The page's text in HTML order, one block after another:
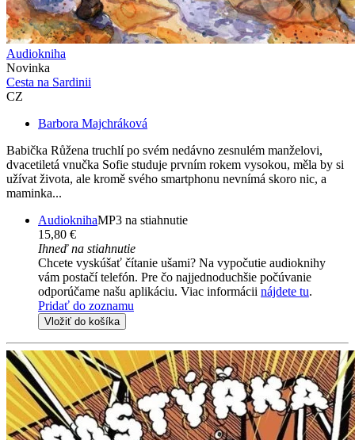
Audiokniha
Novinka
Cesta na Sardinii
CZ
Barbora Majchráková
Babička Růžena truchlí po svém nedávno zesnulém manželovi,
dvacetiletá vnučka Sofie studuje prvním rokem vysokou, měla by si
užívat života, ale kromě svého smartphonu nevnímá skoro nic, a
maminka...
AudioknihaMP3 na stiahnutie
15,80 €
Ihneď na stiahnutie
Chcete vyskúšať čítanie ušami? Na vypočutie audioknihy
vám postačí telefón. Pre čo najjednoduchšie počúvanie
odporúčame našu aplikáciu. Viac informácii nájdete tu.
Pridať do zoznamu
Vložiť do košíka